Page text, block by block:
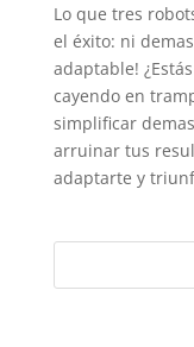
Lo que tres
el éxito: ni
adaptable!
cayendo en
simplificar
arruinar tus
adaptarte y